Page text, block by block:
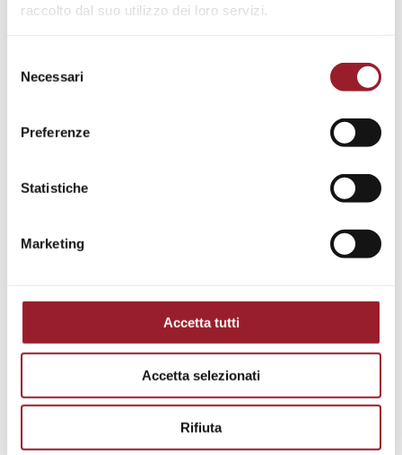
raccolto dal suo utilizzo dei loro servizi.
delNecessari
Preferenze
Statistiche
Marketing
Accetta tutti
Accetta selezionati
Rifiuta